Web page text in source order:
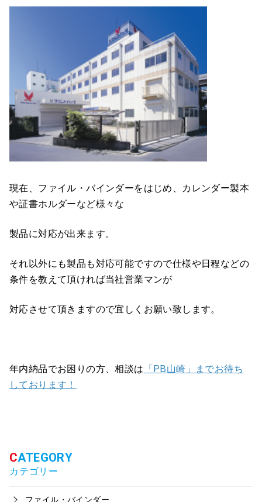
現在、ファイル・バインダーをはじめ、カレンダー製本
や証書ホルダーなど様々な
製品に対応が出来ます。
それ以外にも製品も対応可能ですので仕様や日程などの
条件を教えて頂ければ当社営業マンが
対応させて頂きますので宜しくお願い致します。
年内納品でお困りの方、相談は 「PB山崎」までお待ち
しております！
カテゴリー
ファイル・バインダー